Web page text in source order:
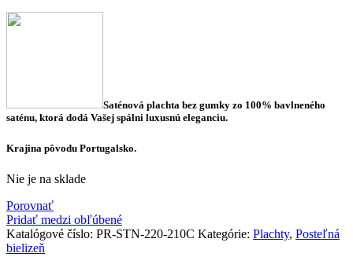
Saténová plachta bez gumky zo 100% bavlneného
saténu, ktorá dodá Vašej spálni luxusnú eleganciu.
Krajina pôvodu Portugalsko.
Nie je na sklade
Porovnať
Pridať medzi obľúbené
Katalógové číslo: PR-STN-220-210C Kategórie: Plachty, Posteľná
bielizeň